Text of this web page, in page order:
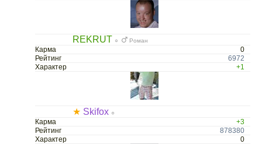
REKRUT ○ Роман
Карма
0
Рейтинг
6972
Характер
+1
★ Skifox ○
Карма
+3
Рейтинг
878380
Характер
0